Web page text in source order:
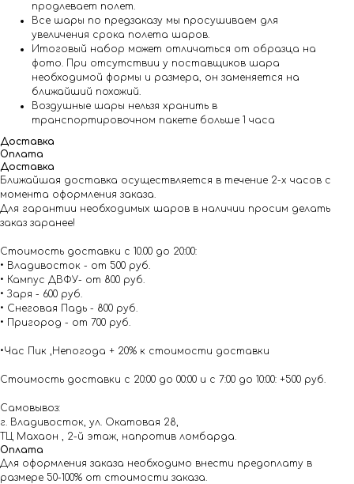
продлевает полет.
Все шары по предзаказу мы просушиваем для
увеличения срока полета шаров.
Итоговый набор может отличаться от образца на
фото. При отсутствии у поставщиков шара
необходимой формы и размера, он заменяется на
ближайший похожий.
Воздушные шары нельзя хранить в
транспортировочном пакете больше 1 часа
Доставка
Оплата
Доставка
Ближайшая доставка осуществляется в течение 2-х часов с
момента оформления заказа.
Для гарантии необходимых шаров в наличии просим делать
заказ заранее!
Стоимость доставки с 10.00 до 20:00:
• Владивосток - от 500 руб.
• Кампус ДВФУ- от 800 руб.
• Заря - 600 руб.
• Снеговая Падь - 800 руб.
• Пригород - от 700 руб.
•Час Пик ,Непогода + 20% к стоимости доставки
Стоимость доставки с 20:00 до 00:00 и с 7:00 до 10:00: +500 руб.
Самовывоз:
г. Владивосток, ул. Окатовая 28,
ТЦ Махаон , 2-й этаж, напротив ломбарда.
Оплата
Для оформления заказа необходимо внести предоплату в
размере 50-100% от стоимости заказа.